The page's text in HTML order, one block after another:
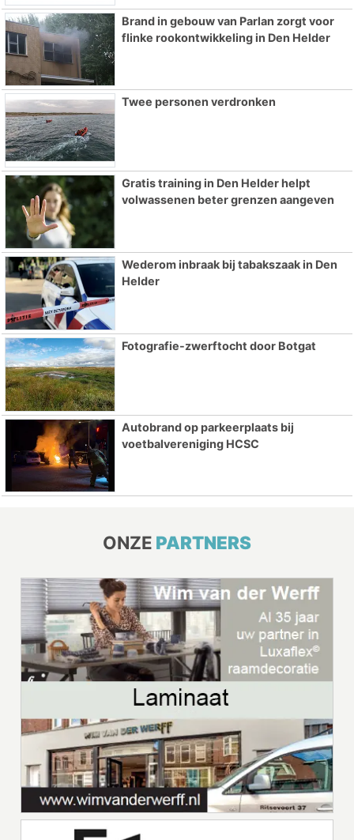
Brand in gebouw van Parlan zorgt voor
flinke rookontwikkeling in Den Helder
Twee personen verdronken
Gratis training in Den Helder helpt
volwassenen beter grenzen aangeven
Wederom inbraak bij tabakszaak in Den
Helder
Fotografie-zwerftocht door Botgat
Autobrand op parkeerplaats bij
voetbalvereniging HCSC
ONZE PARTNERS